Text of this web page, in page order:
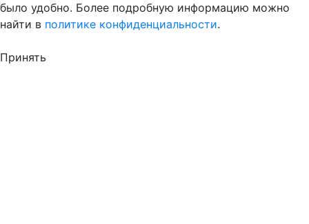
было удобно. Более подробную информацию можно
найти в политике конфиденциальности.
Принять